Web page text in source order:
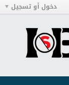
دخول أو تسجيل